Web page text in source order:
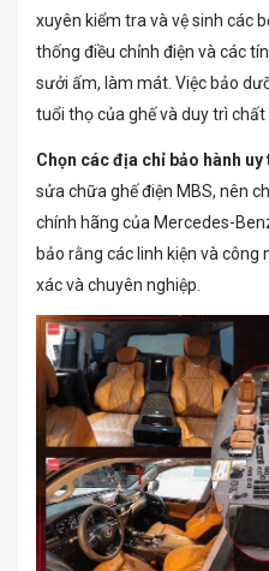
xuyên kiểm tra và vệ sinh các
thống điều chỉnh điện và các
sưởi ấm, làm mát. Việc bảo
tuổi thọ của ghế và duy trì chất
Chọn các địa chỉ bảo hành uy
sửa chữa ghế điện MBS, nên
chính hãng của Mercedes-
bảo rằng các linh kiện và công
xác và chuyên nghiệp.